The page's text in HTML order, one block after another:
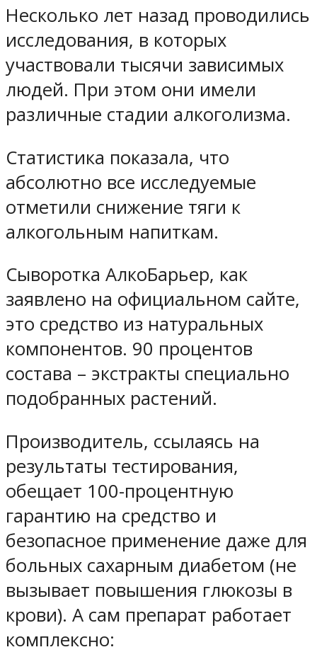
Несколько лет назад проводились
исследования, в которых
участвовали тысячи зависимых
людей. При этом они имели
различные стадии алкоголизма.
Статистика показала, что
абсолютно все исследуемые
отметили снижение тяги к
алкогольным напиткам.
Сыворотка АлкоБарьер, как
заявлено на официальном сайте,
это средство из натуральных
компонентов. 90 процентов
состава – экстракты специально
подобранных растений.
Производитель, ссылаясь на
результаты тестирования,
обещает 100-процентную
гарантию на средство и
безопасное применение даже для
больных сахарным диабетом (не
вызывает повышения глюкозы в
крови). А сам препарат работает
комплексно: